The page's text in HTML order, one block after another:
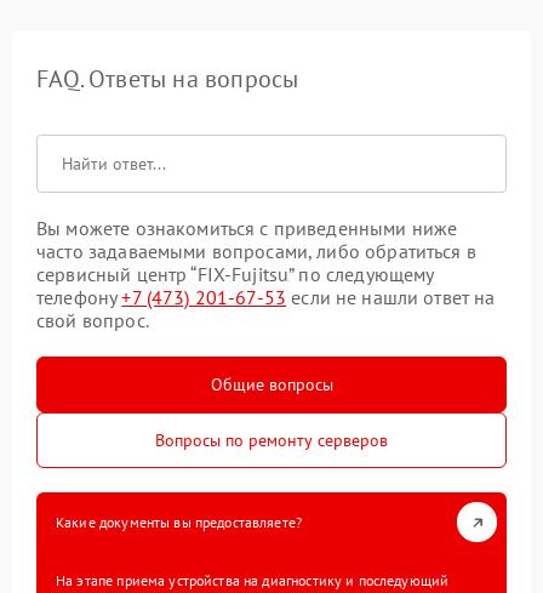
FAQ. Ответы на вопросы
Вы можете ознакомиться с приведенными ниже
часто задаваемыми вопросами, либо обратиться в
сервисный центр “FIX-Fujitsu” по следующему
телефону+7 (473) 201-67-53 если не нашли ответ на
свой вопрос.
Общие вопросы
Вопросы по ремонту серверов
Какие документы вы предоставляете?
На этапе приема устройства на диагностику и последующий